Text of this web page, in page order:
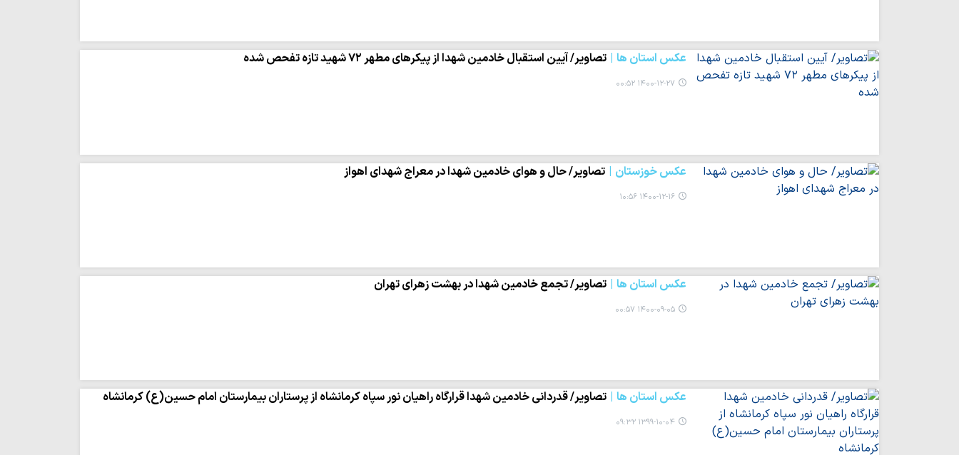
عکس استان ها تصاویر/ آیین استقبال خادمین شهدا از پیکرهای مطهر ۷۲ شهید تازه تفحص شده
۱۴۰۰-۱۲-۲۷ ۰۰:۵۲
عکس خوزستان تصاویر/ حال و هوای خادمین شهدا در معراج شهدای اهواز
۱۴۰۰-۱۲-۱۶ ۱۰:۵۶
عکس استان ها تصاویر/ تجمع خادمین شهدا در بهشت زهرای تهران
۱۴۰۰-۰۹-۰۵ ۰۰:۵۷
عکس استان ها تصاویر/ قدردانی خادمین شهدا قرارگاه راهیان نور سپاه کرمانشاه از پرستاران بیمارستان امام حسین(ع) کرمانشاه
۱۳۹۹-۱۰-۰۴ ۰۹:۳۲